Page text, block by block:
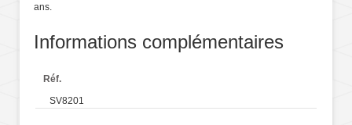
ans.
Informations complémentaires
Réf.
SV8201